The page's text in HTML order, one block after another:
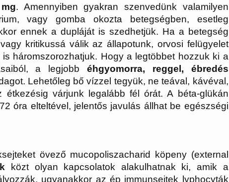
. Amennyiben gyakran szenvedünk valamilyen
vagy gomba okozta betegségben, esetleg
ennek a dupláját is szedhetjük. Ha a betegség
kritikussá válik az állapotunk, orvosi felügyelet
háromszorozhatjuk. Hogy a legtöbbet hozzuk ki a
a legjobbéhgyomorra, reggel, ébredés
Lehetőleg bő vízzel tegyük, ne teával, kávéval,
étkezésig várjunk legalább fél órát. A béta-glükán
óra elteltével, jelentős javulás állhat be egészségi
övező mucopoliszacharid köpeny (external
közt olyan kapcsolatok alakulhatnak ki, amik a
ugyanakkor az ép immunsejtek lyphocyták